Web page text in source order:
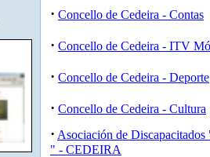
· Concello de Cedeira - Contas
· Concello de Cedeira - ITV
· Concello de Cedeira - Deporte
· Concello de Cedeira - Cultura
· Asociación de Discapacitados
" - CEDEIRA